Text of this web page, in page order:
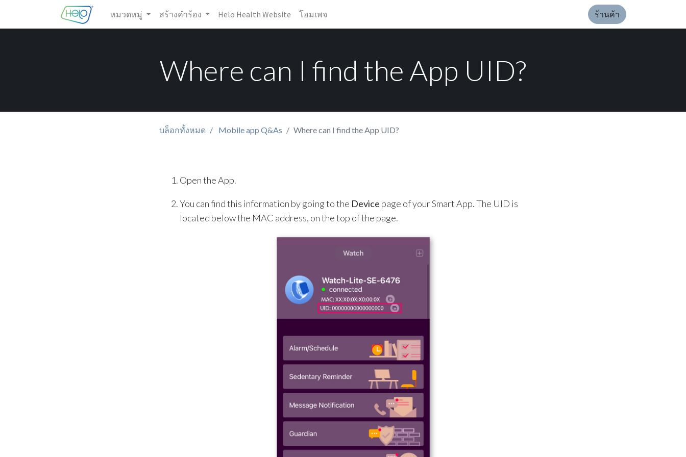
หมวดหมู่ สร้างคำร้อง Helo Health Website โฮมเพจ ร้านค้า
Where can I find the App UID?
บล็อกทั้งหมด Mobile app Q&As Where can I find the App UID?
Open the App.
You can find this information by going to the Device page of your Smart App. The UID is
located below the MAC address, on the top of the page.